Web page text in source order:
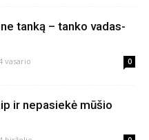
tanką – tanko vadas-
vasario 0
ir nepasiekė mūšio